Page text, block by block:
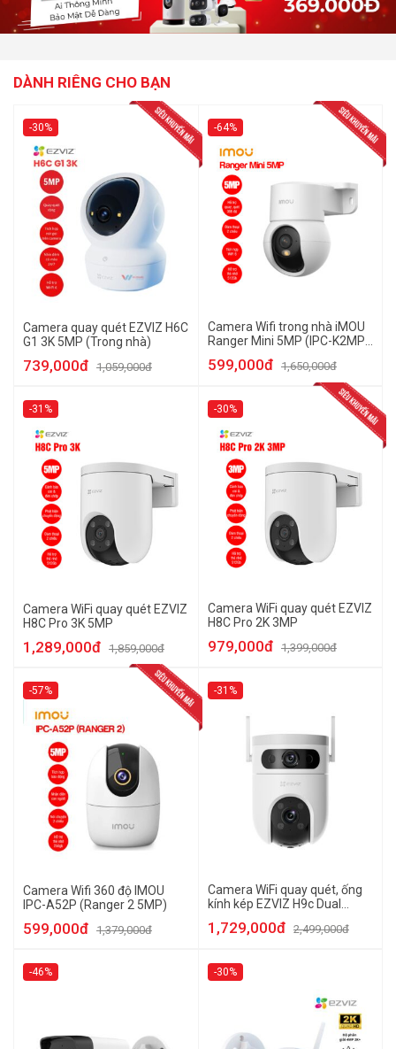
DÀNH RIÊNG CHO BẠN
-30%
Camera quay quét EZVIZ H6C
G1 3K 5MP (Trong nhà)
739,000đ 1,059,000đ
-64%
Camera Wifi trong nhà iMOU
Ranger Mini 5MP (IPC-K2MP-
599,000đ 1,650,000đ
-31%
Camera WiFi quay quét EZVIZ
H8C Pro 3K 5MP
1,289,000đ 1,859,000đ
-30%
Camera WiFi quay quét EZVIZ
H8C Pro 2K 3MP
979,000đ 1,399,000đ
-57%
Camera Wifi 360 độ IMOU
IPC-A52P (Ranger 2 5MP)
599,000đ 1,379,000đ
-31%
Camera WiFi quay quét, ống
kính kép EZVIZ H9c Dual
1,729,000đ 2,499,000đ
-46% -30%